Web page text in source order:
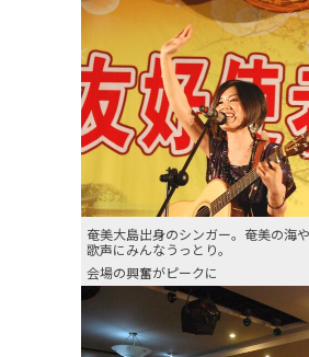
奄美大島出身のシンガー。奄美の海
歌声にみんなうっとり。
会場の興奮がピークに